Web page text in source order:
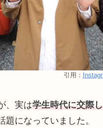
引用：
、実は学生時代に交際
になっていました。